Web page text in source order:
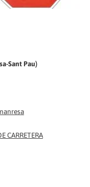
Sant Pau)
CARRETERA